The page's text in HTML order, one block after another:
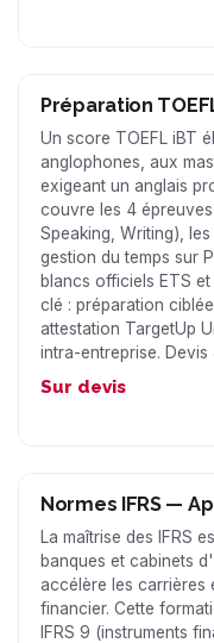
Préparation
Un score TOEFL iBT
anglophones, aux
exigeant un anglais
couvre les 4 épreuves
Speaking, Writing),
gestion du temps sur
blancs officiels ETS
clé : préparation
attestation TargetUp
intra-entreprise.
Sur devis
Normes IFRS —
La maîtrise des IFRS
banques et cabinets
accélère les carrières
financier. Cette
IFRS 9 (instruments